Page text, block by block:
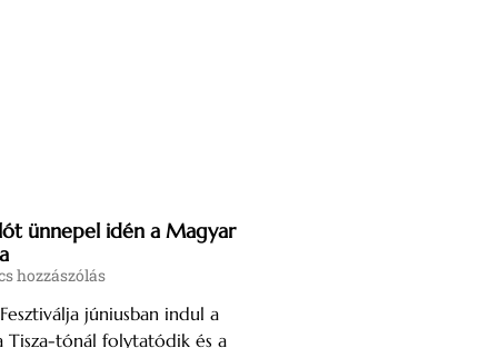
ünnepel idén a Magyar
hozzászólás
júniusban indul a
Tisza-tónál folytatódik és a